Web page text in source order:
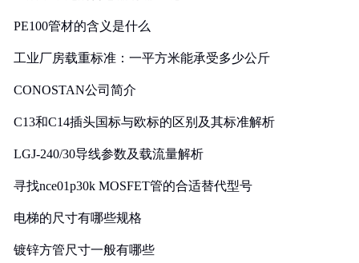
PE100管材的含义是什么
工业厂房载重标准：一平方米能承受多少公斤
CONOSTAN公司简介
C13和C14插头国标与欧标的区别及其标准解析
LGJ-240/30导线参数及载流量解析
寻找nce01p30k MOSFET管的合适替代型号
电梯的尺寸有哪些规格
镀锌方管尺寸一般有哪些